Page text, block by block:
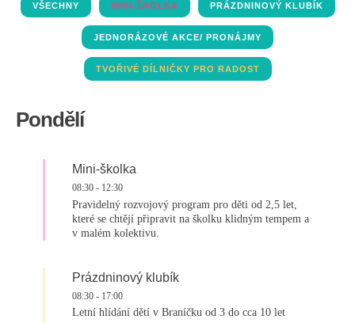
VŠECHNY MINI-ŠKOLKA PRÁZDNINOVÝ KLUBÍK
JEDNORÁZOVÉ AKCE/ PRONÁJMY
TVOŘIVÉ DÍLNIČKY PRO RADOST
Pondělí
Mini-školka
08:30 - 12:30
Pravidelný rozvojový program pro děti od 2,5 let,
které se chtějí připravit na školku klidným tempem a
v malém kolektivu.
Prázdninový klubík
08:30 - 17:00
Letní hlídání dětí v Braníčku od 3 do cca 10 let